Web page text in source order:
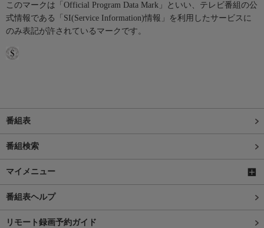
このマークは「Official Program Data Mark」といい、テレビ番組の公
式情報である「SI(Service Information)情報」を利用したサービスに
のみ表記が許されているマークです。
番組表
番組検索
マイメニュー
番組表ヘルプ
リモート録画予約ガイド